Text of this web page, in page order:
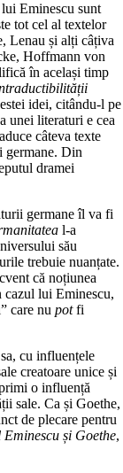
Eminescu sunt
tot cel al textelor
Lenau și alți câțiva
Hoffmann von
în același timp
idei, citându-l pe
unei literaturi e cea
câteva texte
germane. Din
dramei
germane îl va fi
l-a
său
trebuie nuanțate.
că noțiunea
cazul lui Eminescu,
care nupotfi
cu influențele
creatoare unice și
o influență
sale. Ca și Goethe,
de plecare pentru
și Goethe,